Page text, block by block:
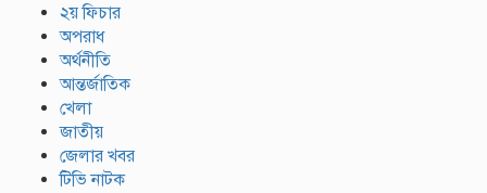
২য় ফিচার
অপরাধ
অর্থনীতি
আন্তর্জাতিক
খেলা
জাতীয়
জেলার খবর
টিভি নাটক